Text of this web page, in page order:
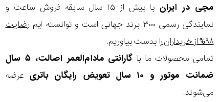
مچی در ایران
با بیش از ۱۵ سال سابقه فروش ساعت و
نمایندگی رسمی ۳۰۰ برند جهانی است و توانسته ایم
رضایت
۹۸% از خریداران
را بدست بیاوریم.
تمامی محصولات ما با
گارانتی مادام‌العمر اصالت، ۵ سال
ضمانت موتور و ۱۰ سال تعویض رایگان باتری
عرضه
می‌شوند.
برابر
آب
شکل